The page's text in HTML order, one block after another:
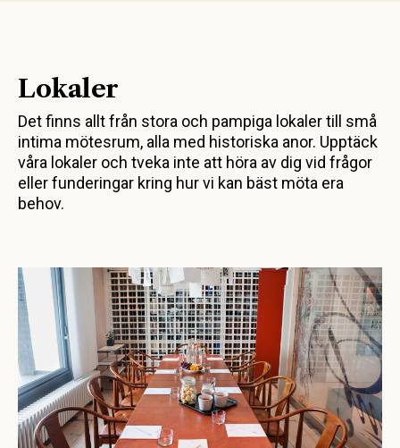
Lokaler
Det finns allt från stora och pampiga lokaler till små
intima mötesrum, alla med historiska anor. Upptäck
våra lokaler och tveka inte att höra av dig vid frågor
eller funderingar kring hur vi kan bäst möta era
behov.